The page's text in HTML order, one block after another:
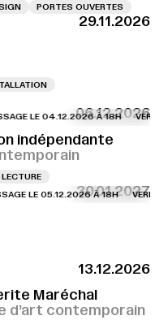
PORTES OUVERTES
29.11.2026
06.12.2026
LE 04.12.2026 À 18H
indépendante
LECTURE
30.01.2027
LE 05.12.2026 À 18H
13.12.2026
Maréchal
d’art contemporain